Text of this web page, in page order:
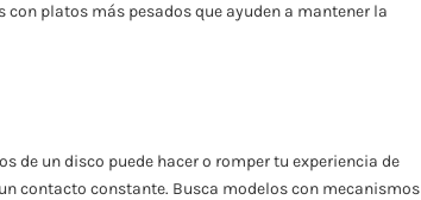
platos más pesados que ayuden a mantener la
de un disco puede hacer o romper tu experiencia de
contacto constante. Busca modelos con mecanismos